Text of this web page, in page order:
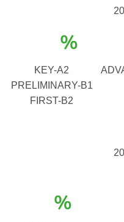
%
KEY-A2
PRELIMINARY-B1
FIRST-B2
%